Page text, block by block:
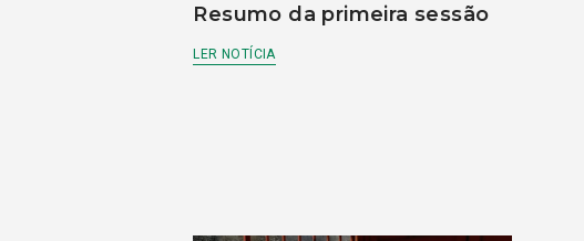
Resumo da primeira sessão
LER NOTÍCIA